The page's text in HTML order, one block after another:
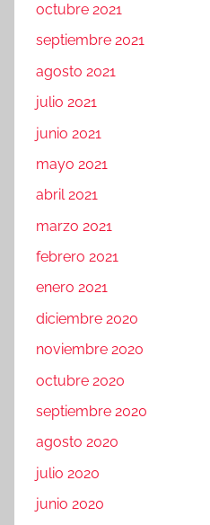
octubre 2021
septiembre 2021
agosto 2021
julio 2021
junio 2021
mayo 2021
abril 2021
marzo 2021
febrero 2021
enero 2021
diciembre 2020
noviembre 2020
octubre 2020
septiembre 2020
agosto 2020
julio 2020
junio 2020